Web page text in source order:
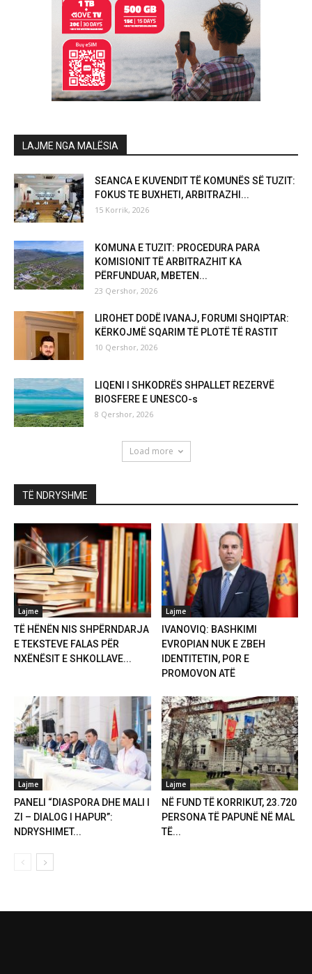
LAJME NGA MALËSIA
SEANCA E KUVENDIT TË KOMUNËS SË TUZIT:
FOKUS TE BUXHETI, ARBITRAZHI...
15 Korrik, 2026
KOMUNA E TUZIT: PROCEDURA PARA
KOMISIONIT TË ARBITRAZHIT KA
PËRFUNDUAR, MBETEN...
23 Qershor, 2026
LIROHET DODË IVANAJ, FORUMI SHQIPTAR:
KËRKOJMË SQARIM TË PLOTË TË RASTIT
10 Qershor, 2026
LIQENI I SHKODRËS SHPALLET REZERVË
BIOSFERE E UNESCO-s
8 Qershor, 2026
Load more
TË NDRYSHME
Lajme
TË HËNËN NIS SHPËRNDARJA
E TEKSTEVE FALAS PËR
NXËNËSIT E SHKOLLAVE...
Lajme
IVANOVIQ: BASHKIMI
EVROPIAN NUK E ZBEH
IDENTITETIN, POR E
PROMOVON ATË
Lajme
PANELI “DIASPORA DHE MALI I
ZI – DIALOG I HAPUR”:
NDRYSHIMET...
Lajme
NË FUND TË KORRIKUT, 23.720
PERSONA TË PAPUNË NË MAL
TË...